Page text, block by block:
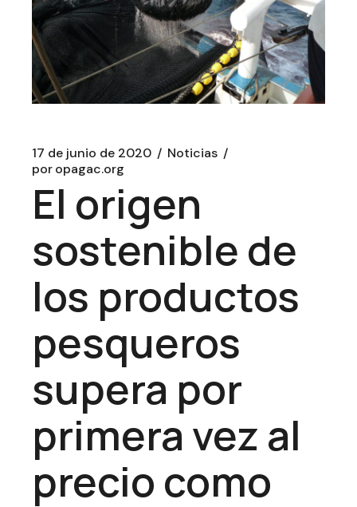
17 de junio de 2020
Noticias
poropagac.org
El origen
sostenible de
los productos
pesqueros
supera por
primera vez al
precio como